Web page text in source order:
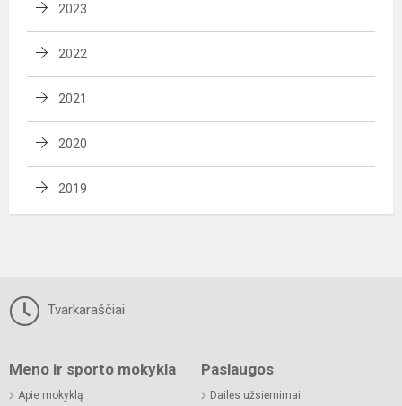
2023
2022
2021
2020
2019
Tvarkaraščiai
Meno ir sporto mokykla
Apie mokyklą
Paslaugos
Dailės užsiėmimai